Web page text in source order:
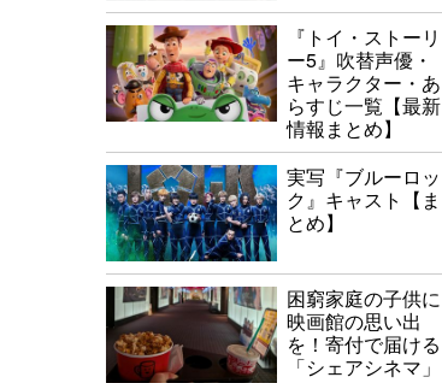
『トイ・ストーリ
ー5』吹替声優・
キャラクター・あ
らすじ一覧【最新
情報まとめ】
実写『ブルーロッ
ク』キャスト【ま
とめ】
困窮家庭の子供に
映画館の思い出
を！寄付で届ける
「シェアシネマ」